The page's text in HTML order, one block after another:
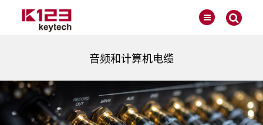
音频和计算机电缆